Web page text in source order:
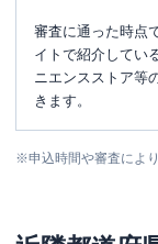
審査に通った時点
イトで紹介してい
ニエンスストア等
きます。
※申込時間や審査によ